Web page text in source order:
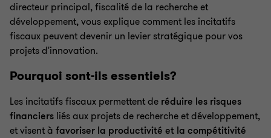
directeur principal, fiscalité de la recherche et
développement, vous explique comment les incitatifs
fiscaux peuvent devenir un levier stratégique pour vos
projets d'innovation.
Pourquoi sont-ils essentiels?
Les incitatifs fiscaux permettent de réduire les risques
financiers liés aux projets de recherche et développement,
et visent à favoriser la productivité et la compétitivité